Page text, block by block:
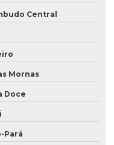
Central
Mornas
Doce
Pará